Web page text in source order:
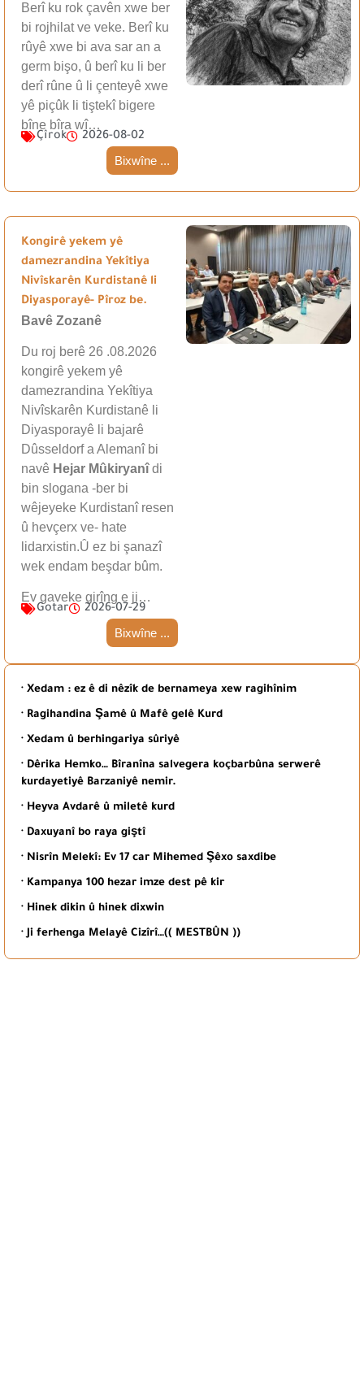
Berî ku rok çavên xwe ber
bi rojhilat ve veke. Berî ku
rûyê xwe bi ava sar an a
germ bişo, û berî ku li ber
derî rûne û li çenteyê xwe
yê piçûk li tiştekî bigere
bîne bîra wî…
Çîrok 2026-08-02
Bixwîne ...
Kongirê yekem yê
damezrandina Yekîtiya
Nivîskarên Kurdistanê li
Diyasporayê- Pîroz be.
Bavê Zozanê
Du roj berê 26 .08.2026
kongirê yekem yê
damezrandina Yekîtiya
Nivîskarên Kurdistanê li
Diyasporayê li bajarê
Dûsseldorf a Alemanî bi
navê Hejar Mûkiryanîdi
bin slogana -ber bi
wêjeyeke Kurdistanî resen
û hevçerx ve- hate
lidarxistin.Û ez bi şanazî
wek endam beşdar bûm.
Ev gaveke girîng e ji…
Gotar 2026-07-29
Bixwîne ...
· Xedam : ez ê di nêzîk de bernameya xew ragihînim
· Ragihandina Şamê û Mafê gelê Kurd
· Xedam û berhingariya sûriyê
· Dêrika Hemko… Bîranîna salvegera koçbarbûna serwerê
kurdayetiyê Barzaniyê nemir.
· Heyva Avdarê û miletê kurd
· Daxuyanî bo raya giştî
· Nisrîn Melekî: Ev 17 car Mihemed Şêxo saxdibe
· Kampanya 100 hezar imze dest pê kir
· Hinek dikin û hinek dixwin
· Ji ferhenga Melayê Cizîrî…(( MESTBÛN ))